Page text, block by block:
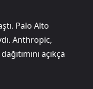
Palo Alto
Anthropic,
açıkça